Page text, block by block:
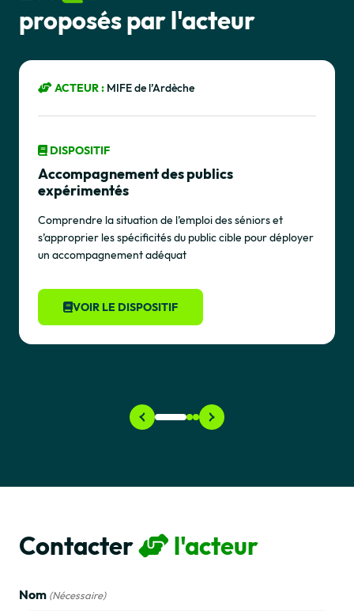
proposés par l'acteur
ACTEUR : MIFE de l’Ardèche
DISPOSITIF
Accompagnement des publics
expérimentés
Comprendre la situation de l’emploi des séniors et
s’approprier les spécificités du public cible pour déployer
un accompagnement adéquat
VOIR LE DISPOSITIF
Contacter l'acteur
Nom (Nécessaire)